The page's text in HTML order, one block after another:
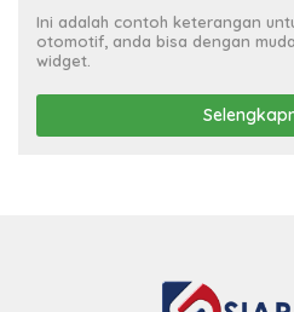
Ini adalah contoh keterangan
otomotif, anda bisa dengan
widget.